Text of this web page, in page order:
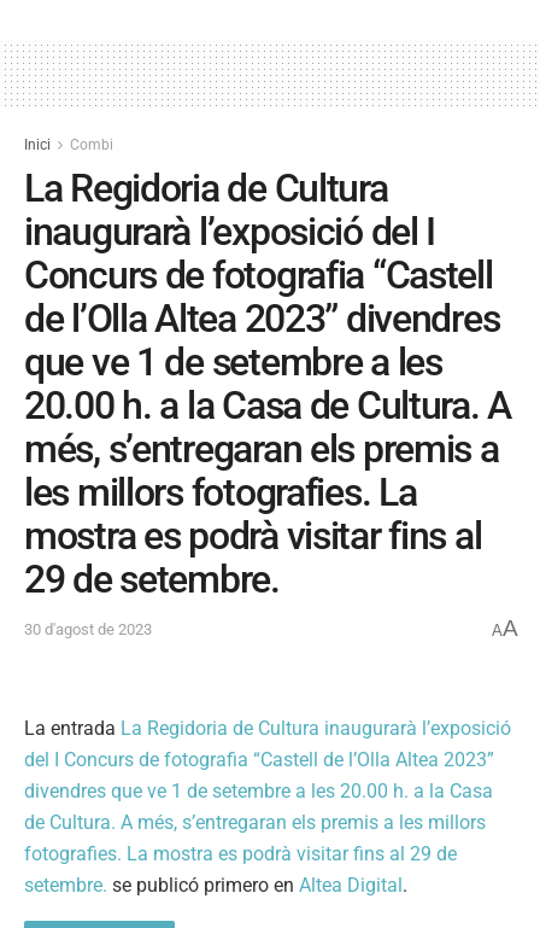
Inici Combi
La Regidoria de Cultura
inaugurarà l’exposició del I
Concurs de fotografia “Castell
de l’Olla Altea 2023” divendres
que ve 1 de setembre a les
20.00 h. a la Casa de Cultura. A
més, s’entregaran els premis a
les millors fotografies. La
mostra es podrà visitar fins al
29 de setembre.
30 d'agost de 2023 AA
La entrada La Regidoria de Cultura inaugurarà l’exposició
del I Concurs de fotografia “Castell de l’Olla Altea 2023”
divendres que ve 1 de setembre a les 20.00 h. a la Casa
de Cultura. A més, s’entregaran els premis a les millors
fotografies. La mostra es podrà visitar fins al 29 de
setembre. se publicó primero en Altea Digital.